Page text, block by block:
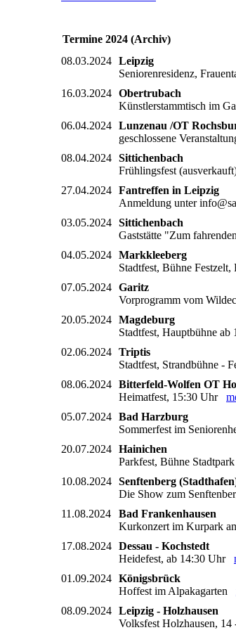
Termine 2024 (Archiv)
08.03.2024 Leipzig
Seniorenresidenz,
16.03.2024 Obertrubach
Künstlerstammtisch im
06.04.2024 Lunzenau /OT
geschlossene
08.04.2024 Sittichenbach
Frühlingsfest
27.04.2024 Fantreffen in Leipzig
Anmeldung unter
03.05.2024 Sittichenbach
Gaststätte "Zum
04.05.2024 Markkleeberg
Stadtfest, Bühne
07.05.2024 Garitz
Vorprogramm vom
20.05.2024 Magdeburg
Stadtfest, Hauptbühne
02.06.2024 Triptis
Stadtfest, Strandbühne -
08.06.2024 Bitterfeld-Wolfen OT
Heimatfest, 15:30 Uhr
05.07.2024 Bad Harzburg
Sommerfest im
20.07.2024 Hainichen
Parkfest, Bühne
10.08.2024 Senftenberg
Die Show zum
11.08.2024
Bad Frankenhausen
Kurkonzert im Kurpark
17.08.2024 Dessau - Kochstedt
Heidefest, ab 14:30 Uhr
01.09.2024 Königsbrück
Hoffest im Alpakagarten
08.09.2024 Leipzig - Holzhausen
Volksfest Holzhausen,